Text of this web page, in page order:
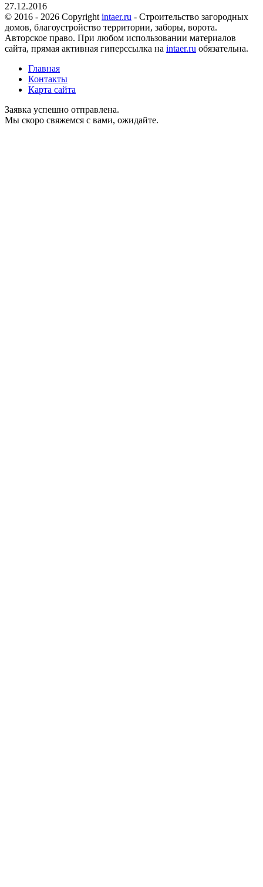
27.12.2016
© 2016 - 2026 Copyright intaer.ru - Cтроительство загородных
домов, благоустройство территории, заборы, ворота.
Авторское право. При любом использовании материалов
сайта, прямая активная гиперссылка на intaer.ru обязательна.
Главная
Контакты
Карта сайта
Заявка успешно отправлена.
Мы скоро свяжемся с вами, ожидайте.